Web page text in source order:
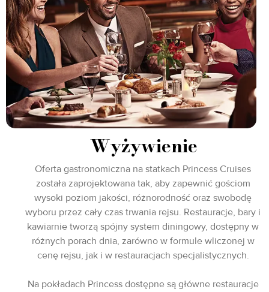
Wyżywienie
Oferta gastronomiczna na statkach Princess Cruises
została zaprojektowana tak, aby zapewnić gościom
wysoki poziom jakości, różnorodność oraz swobodę
wyboru przez cały czas trwania rejsu. Restauracje, bary i
kawiarnie tworzą spójny system diningowy, dostępny w
różnych porach dnia, zarówno w formule wliczonej w
cenę rejsu, jak i w restauracjach specjalistycznych.
Na pokładach Princess dostępne są główne restauracje